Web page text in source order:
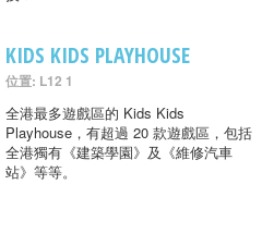
KIDS KIDS PLAYHOUSE
位置: L12 1
全港最多遊戲區的 Kids Kids
Playhouse，有超過 20 款遊戲區，包括
全港獨有《建築學園》及《維修汽車
站》等等。